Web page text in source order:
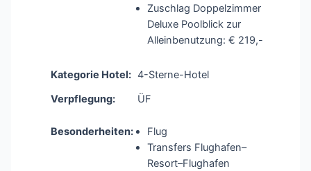
Zuschlag Doppelzimmer
Deluxe Poolblick zur
Alleinbenutzung: € 219,-
Kategorie Hotel: 4-Sterne-Hotel
Verpflegung:
ÜF
Besonderheiten:
Flug
Transfers Flughafen–
Resort–Flughafen